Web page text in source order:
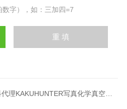
字），如：三加四=7
写真化学真空脱泡搅拌机